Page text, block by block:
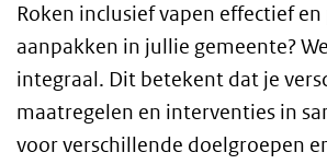
Roken inclusief vapen effectief
aanpakken in jullie gemeente?
integraal. Dit betekent dat je
maatregelen en interventies in
voor verschillende doelgroepen